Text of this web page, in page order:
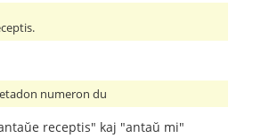
numeron du
receptis" kaj "antaŭ mi"